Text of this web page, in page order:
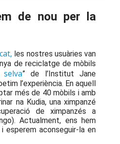
de nou per la
les nostres usuàries van
de reciclatge de mòbils
” de l’Institut Jane
l’experiència. En aquell
més de 40 mòbils i amb
na Kudia, una ximpanzé
de ximpanzés a
Actualment, ens hem
esperem aconseguir-la en